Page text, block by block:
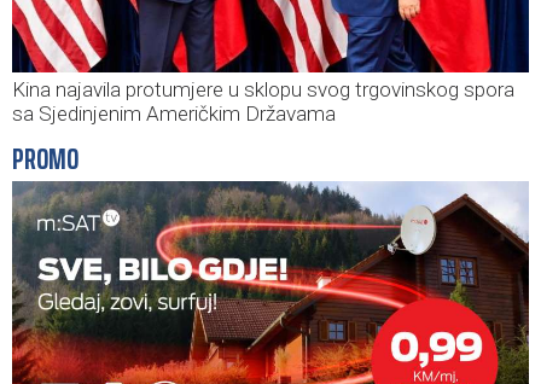
Kina najavila protumjere u sklopu svog trgovinskog spora
sa Sjedinjenim Američkim Državama
PROMO